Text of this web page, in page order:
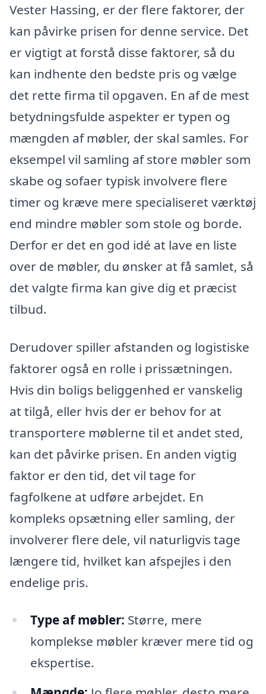
Vester Hassing, er der flere faktorer, der
kan påvirke prisen for denne service. Det
er vigtigt at forstå disse faktorer, så du
kan indhente den bedste pris og vælge
det rette firma til opgaven. En af de mest
betydningsfulde aspekter er typen og
mængden af møbler, der skal samles. For
eksempel vil samling af store møbler som
skabe og sofaer typisk involvere flere
timer og kræve mere specialiseret værktøj
end mindre møbler som stole og borde.
Derfor er det en god idé at lave en liste
over de møbler, du ønsker at få samlet, så
det valgte firma kan give dig et præcist
tilbud.
Derudover spiller afstanden og logistiske
faktorer også en rolle i prissætningen.
Hvis din boligs beliggenhed er vanskelig
at tilgå, eller hvis der er behov for at
transportere møblerne til et andet sted,
kan det påvirke prisen. En anden vigtig
faktor er den tid, det vil tage for
fagfolkene at udføre arbejdet. En
kompleks opsætning eller samling, der
involverer flere dele, vil naturligvis tage
længere tid, hvilket kan afspejles i den
endelige pris.
Type af møbler: Større, mere
komplekse møbler kræver mere tid og
ekspertise.